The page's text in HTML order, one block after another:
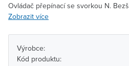
Ovládač přepínací se svorkou N.
Zobrazit více
Výrobce:
Kód produktu: